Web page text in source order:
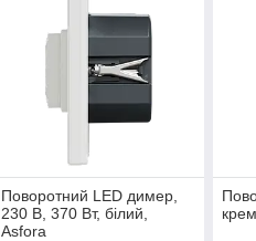
Поворотний LED димер,
230 В, 370 Вт, білий,
Asfora